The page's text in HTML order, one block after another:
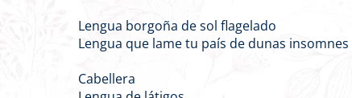
Lengua borgoña de sol flagelado
Lengua que lame tu país de dunas insomnes
Cabellera